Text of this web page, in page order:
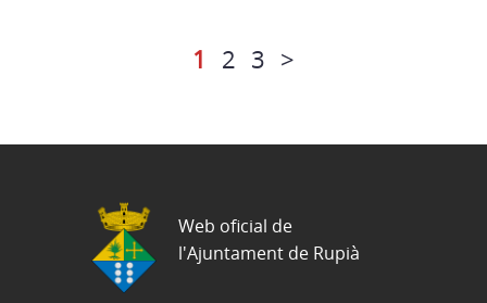
1 2 3 >
Web oficial de
l'Ajuntament de Rupià